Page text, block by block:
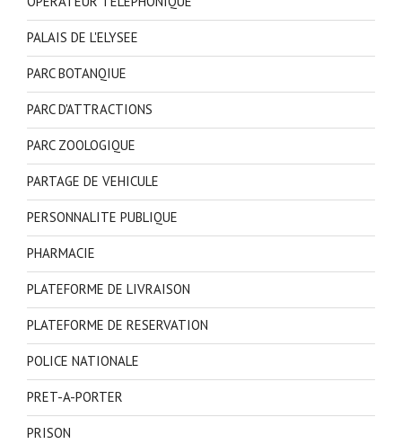
PALAIS DE L'ELYSEE
PARC BOTANQIUE
PARC D'ATTRACTIONS
PARC ZOOLOGIQUE
PARTAGE DE VEHICULE
PERSONNALITE PUBLIQUE
PHARMACIE
PLATEFORME DE LIVRAISON
PLATEFORME DE RESERVATION
POLICE NATIONALE
PRET-A-PORTER
PRISON